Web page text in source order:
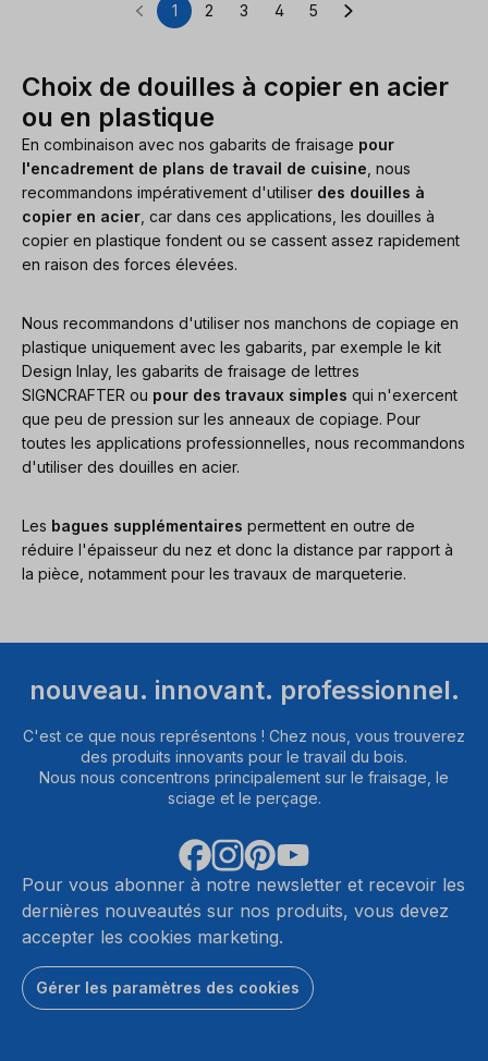
Page
1 Page
2 Page
3 Page
4 Page
5
Choix de douilles à copier en acier
ou en plastique
En combinaison avec nos gabarits de fraisage pour
l'encadrement de plans de travail de cuisine , nous
recommandons impérativement d'utiliser des douilles à
copier en acier , car dans ces applications, les douilles à
copier en plastique fondent ou se cassent assez rapidement
en raison des forces élevées.
Nous recommandons d'utiliser nos manchons de copiage en
plastique uniquement avec les gabarits, par exemple le kit
Design Inlay, les gabarits de fraisage de lettres
SIGNCRAFTER ou pour des travaux simples qui n'exercent
que peu de pression sur les anneaux de copiage. Pour
toutes les applications professionnelles, nous recommandons
d'utiliser des douilles en acier.
Les bagues supplémentaires permettent en outre de
réduire l'épaisseur du nez et donc la distance par rapport à
la pièce, notamment pour les travaux de marqueterie.
nouveau. innovant. professionnel.
C'est ce que nous représentons ! Chez nous, vous trouverez
des produits innovants pour le travail du bois.
Nous nous concentrons principalement sur le fraisage, le
sciage et le perçage.
Pour vous abonner à notre newsletter et recevoir les
dernières nouveautés sur nos produits, vous devez
accepter les cookies marketing.
Gérer les paramètres des cookies